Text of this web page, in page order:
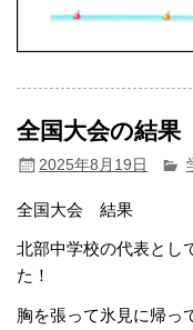
全国大会の結果
2025年8月19日
全国大会 結果
北部中学校の代表とし
た！
胸を張って氷見に帰っ